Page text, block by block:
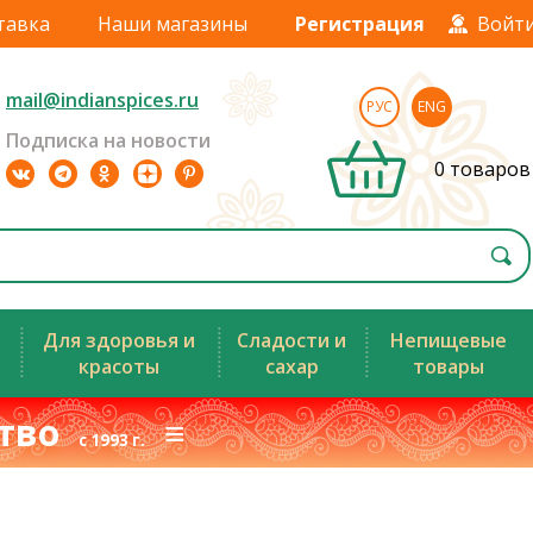
Наши магазины Регистрация
mail@indianspices.ru
Подписка на новости
РУС ENG
0 товаров
Для здоровья и
красоты
Сладости и
сахар
Непищевые
товары
с 1993 г.≡